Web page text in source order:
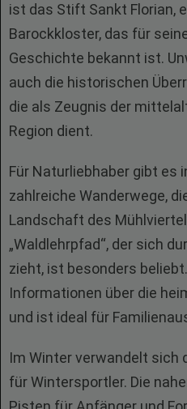
ist das Stift Sankt Florian,
Barockkloster, das für
Geschichte bekannt ist.
auch die historischen
die als Zeugnis der
Region dient.
Für Naturliebhaber gibt es
zahlreiche Wanderwege,
Landschaft des
„Waldlehrpfad“, der sich
zieht, ist besonders
Informationen über die
und ist ideal für
Im Winter verwandelt sich
für Wintersportler. Die